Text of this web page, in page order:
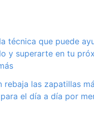
técnica que puede
y superarte en tu
rebaja las zapatillas
el día a día por